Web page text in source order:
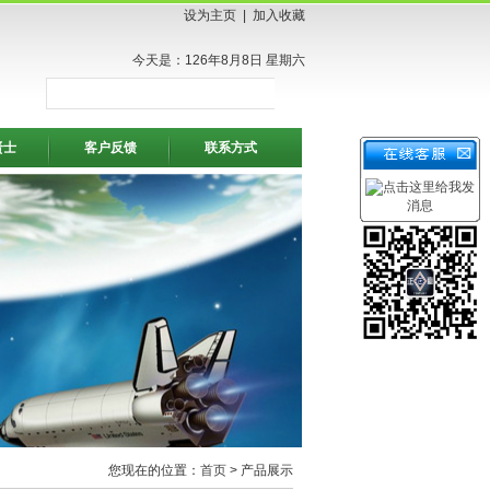
设为主页| 加入收藏
今天是：126年8月8日 星期六
士 客户反馈 联系方式
您现在的位置： 首页 > 产品展示